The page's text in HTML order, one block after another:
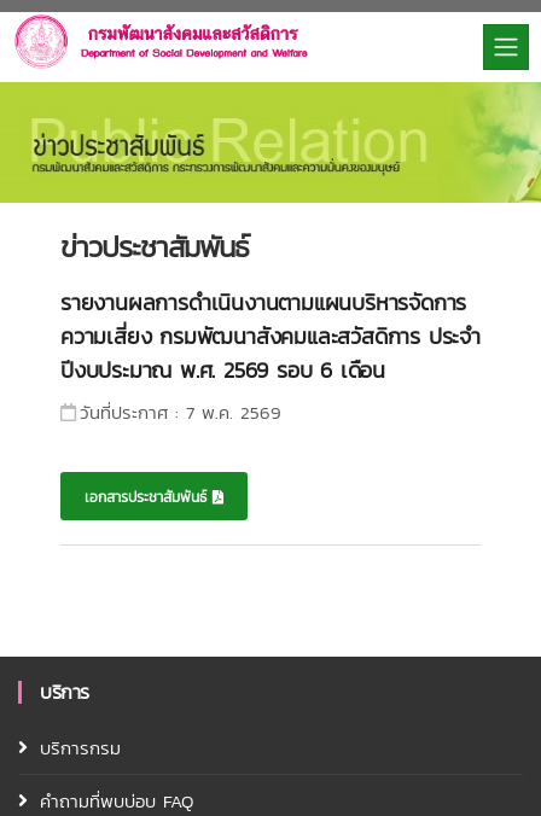
ข่าวประชาสัมพันธ์
รายงานผลการดำเนินงานตามแผนบริหารจัดการ
ความเสี่ยง กรมพัฒนาสังคมและสวัสดิการ ประจำ
ปีงบประมาณ พ.ศ. 2569 รอบ 6 เดือน
วันที่ประกาศ : 7 พ.ค. 2569
เอกสารประชาสัมพันธ์
บริการ
บริการกรม
คำถามที่พบบ่อบ FAQ